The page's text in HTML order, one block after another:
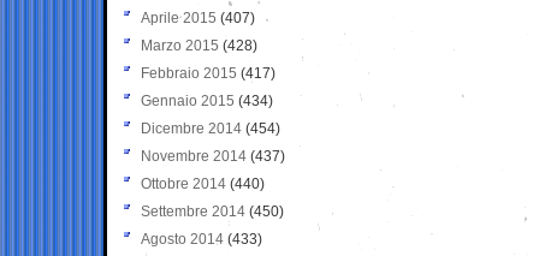
Aprile 2015 (407)
Marzo 2015 (428)
Febbraio 2015 (417)
Gennaio 2015 (434)
Dicembre 2014 (454)
Novembre 2014 (437)
Ottobre 2014 (440)
Settembre 2014 (450)
Agosto 2014 (433)